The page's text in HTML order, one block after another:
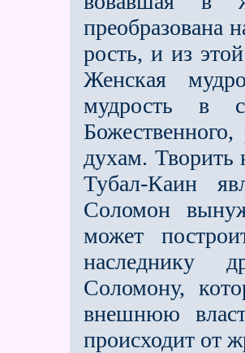
преобразована
рость, и из
Женская
мудрость в
духам.
Тубал-Каин
Соломон
может
наследнику
Соломону,
внешнюю
происходит от